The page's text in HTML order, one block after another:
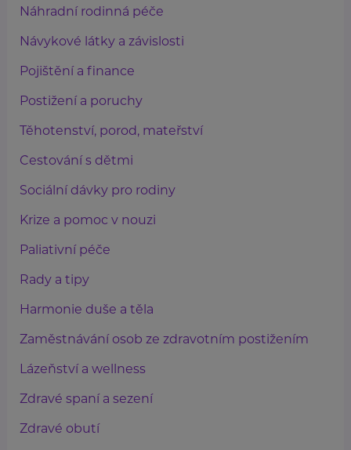
Náhradní rodinná péče
Návykové látky a závislosti
Pojištění a finance
Postižení a poruchy
Těhotenství, porod, mateřství
Cestování s dětmi
Sociální dávky pro rodiny
Krize a pomoc v nouzi
Paliativní péče
Rady a tipy
Harmonie duše a těla
Zaměstnávání osob ze zdravotním postižením
Lázeňství a wellness
Zdravé spaní a sezení
Zdravé obutí